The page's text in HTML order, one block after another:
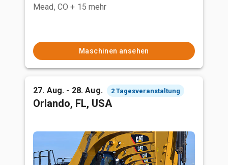
Mead, CO + 15 mehr
Maschinen ansehen
27. Aug. - 28. Aug. 2 Tagesveranstaltung
Orlando, FL, USA